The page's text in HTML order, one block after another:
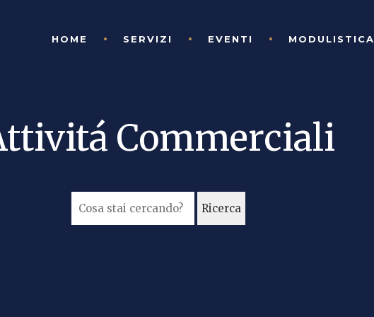
HOME SERVIZI EVENTI MODULISTICA
Commerciali